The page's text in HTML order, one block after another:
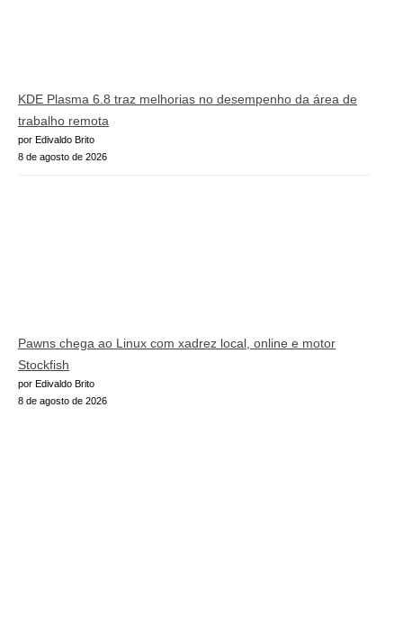
KDE Plasma 6.8 traz melhorias no desempenho da área de
trabalho remota
por Edivaldo Brito
8 de agosto de 2026
Pawns chega ao Linux com xadrez local, online e motor
Stockfish
por Edivaldo Brito
8 de agosto de 2026